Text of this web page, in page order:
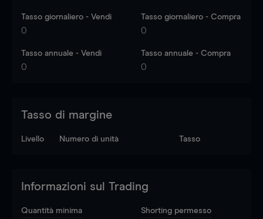
Tasso giornaliero - Vendi
0
Tasso giornaliero - Compra
0
Tasso annuale - Vendi
0
Tasso annuale - Compra
0
Tasso di margine
Livello Numero di unità Tasso
Informazioni sul Trading
Quantità minima Shorting permesso